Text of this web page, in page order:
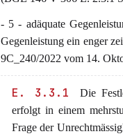
- 5 - adäquate
Gegenleistung ein enger
9C_240/2022 vom 14.
E. 3.3.1
Die
erfolgt in einem
Frage der